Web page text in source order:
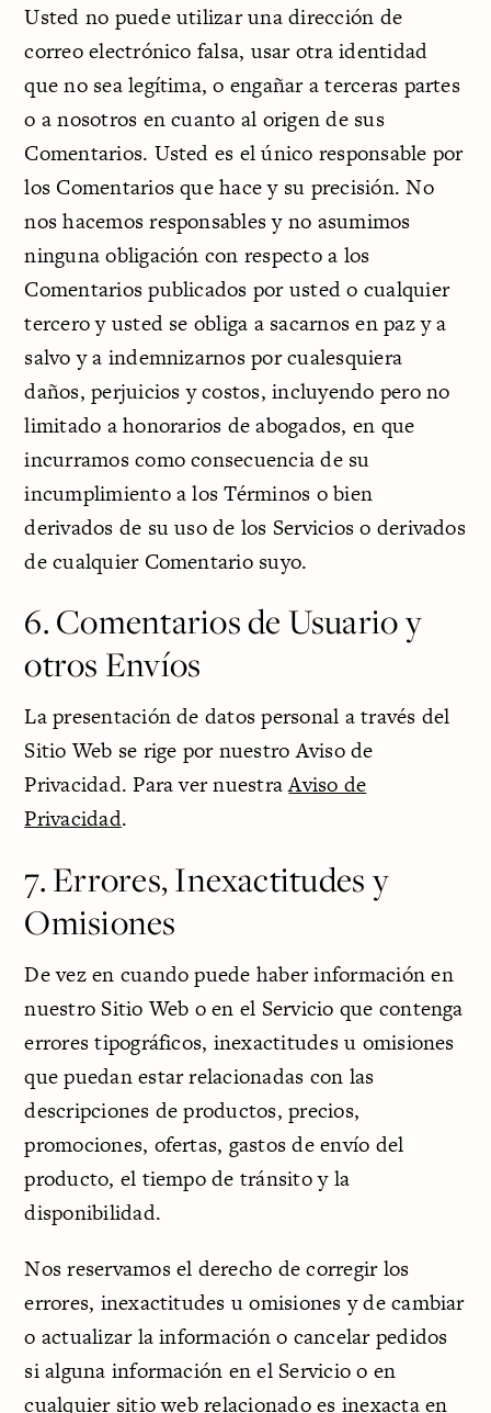
Usted no puede utilizar una dirección de
correo electrónico falsa, usar otra identidad
que no sea legítima, o engañar a terceras partes
o a nosotros en cuanto al origen de sus
Comentarios. Usted es el único responsable por
los Comentarios que hace y su precisión. No
nos hacemos responsables y no asumimos
ninguna obligación con respecto a los
Comentarios publicados por usted o cualquier
tercero y usted se obliga a sacarnos en paz y a
salvo y a indemnizarnos por cualesquiera
daños, perjuicios y costos, incluyendo pero no
limitado a honorarios de abogados, en que
incurramos como consecuencia de su
incumplimiento a los Términos o bien
derivados de su uso de los Servicios o derivados
de cualquier Comentario suyo.
6. Comentarios de Usuario y
otros Envíos
La presentación de datos personal a través del
Sitio Web se rige por nuestro Aviso de
Privacidad. Para ver nuestraAviso de
Privacidad.
7. Errores, Inexactitudes y
Omisiones
De vez en cuando puede haber información en
nuestro Sitio Web o en el Servicio que contenga
errores tipográficos, inexactitudes u omisiones
que puedan estar relacionadas con las
descripciones de productos, precios,
promociones, ofertas, gastos de envío del
producto, el tiempo de tránsito y la
disponibilidad.
Nos reservamos el derecho de corregir los
errores, inexactitudes u omisiones y de cambiar
o actualizar la información o cancelar pedidos
si alguna información en el Servicio o en
cualquier sitio web relacionado es inexacta en